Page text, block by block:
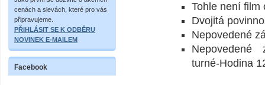
cenách a slevách, které pro vás
připravujeme.
PŘIHLÁSIT SE K ODBĚRU
NOVINEK E-MAILEM
Facebook
Tohle není film
Dvojitá
Nepovedené
Nepovedené
turné-Hodina